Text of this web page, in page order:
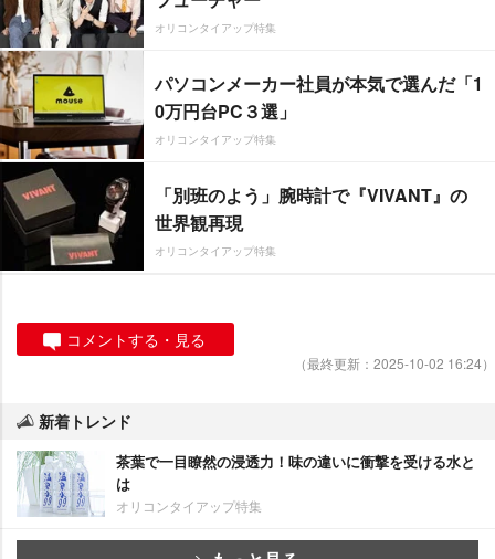
オリコンタイアップ特集
パソコンメーカー社員が本気で選んだ「1
0万円台PC３選」
オリコンタイアップ特集
「別班のよう」腕時計で『VIVANT』の
世界観再現
オリコンタイアップ特集
コメントする・見る
（最終更新：2025-10-02 16:24）
新着トレンド
茶葉で一目瞭然の浸透力！味の違いに衝撃を受ける水と
は
オリコンタイアップ特集